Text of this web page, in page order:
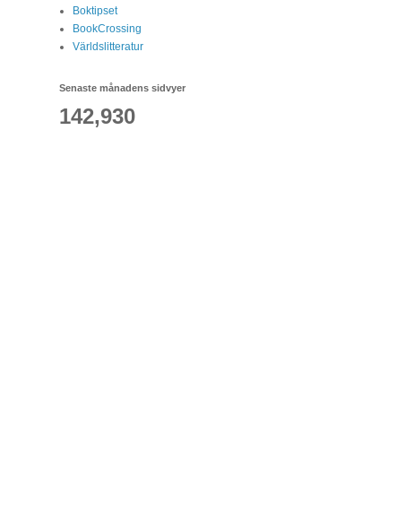
Boktipset
BookCrossing
Världslitteratur
Senaste månadens sidvyer
142,930